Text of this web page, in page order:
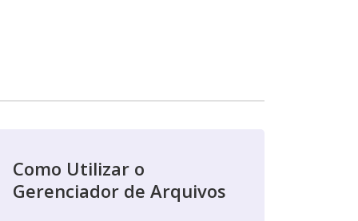
Como Utilizar o
Gerenciador de Arquivos